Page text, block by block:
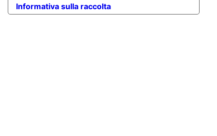
Informativa sulla raccolta